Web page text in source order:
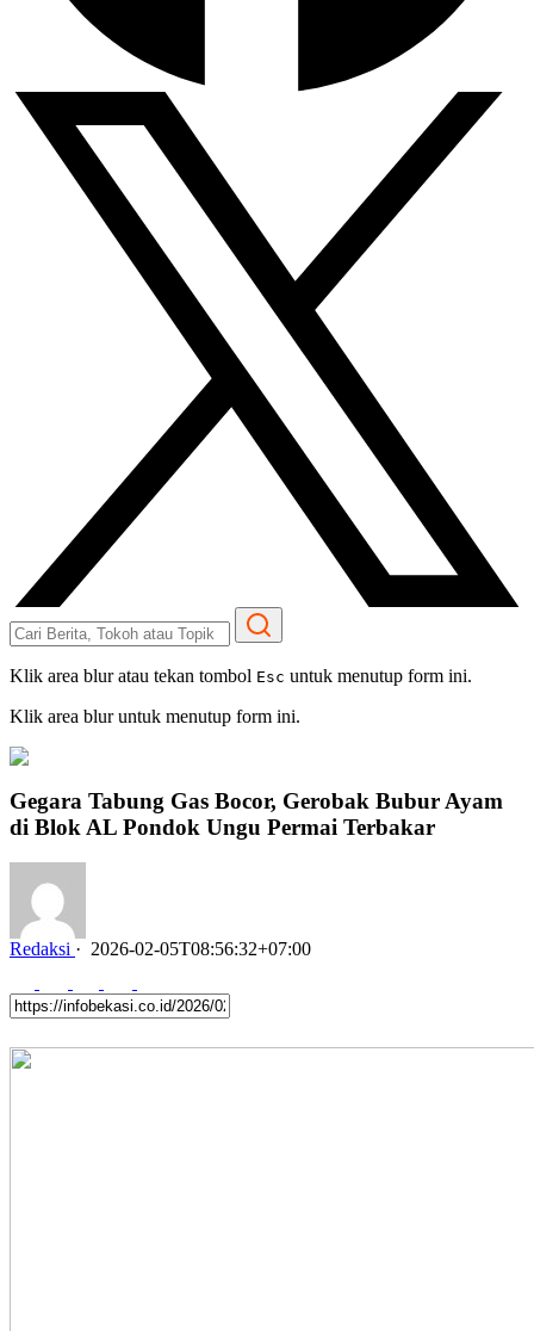
Klik area blur atau tekan tombol Esc untuk menutup form ini.
Klik area blur untuk menutup form ini.
Gegara Tabung Gas Bocor, Gerobak Bubur Ayam
di Blok AL Pondok Ungu Permai Terbakar
Redaksi · 2026-02-05T08:56:32+07:00